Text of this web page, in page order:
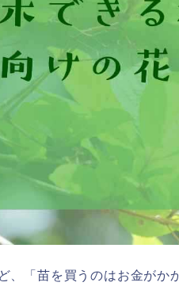
、「苗を買うのはお金が